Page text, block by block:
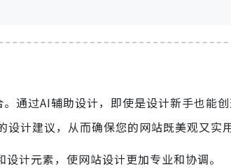
通过AI辅助设计，即使是设计新手也能
计建议，从而确保您的网站既美观又实用
计元素，使网站设计更加专业和协调。